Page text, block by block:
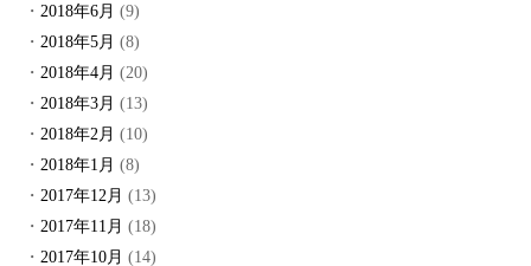
2018年6月 (9)
2018年5月 (8)
2018年4月 (20)
2018年3月 (13)
2018年2月 (10)
2018年1月 (8)
2017年12月 (13)
2017年11月 (18)
2017年10月 (14)